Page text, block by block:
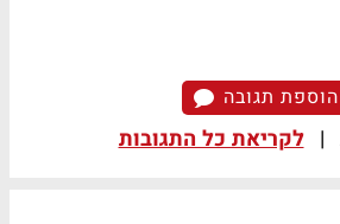
הוספת תגובה
| לקריאת כל התגובות